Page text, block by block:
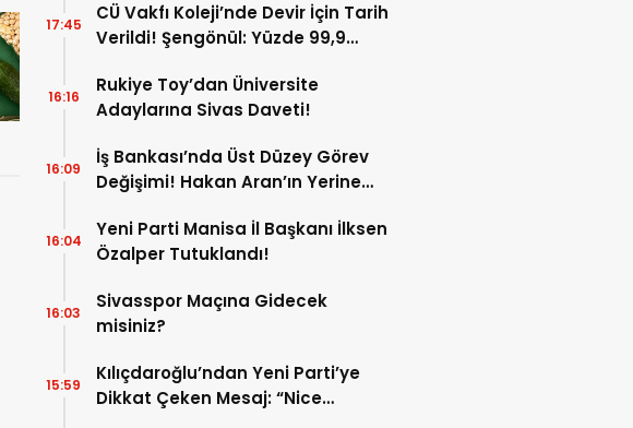
CÜ Vakfı Koleji’nde Devir İçin Tarih
Verildi! Şengönül: Yüzde 99,9
17:45
Rukiye Toy’dan Üniversite
Adaylarına Sivas Daveti!
16:16
İş Bankası’nda Üst Düzey Görev
Değişimi! Hakan Aran’ın Yerine
16:09
Yeni Parti Manisa İl Başkanı İlksen
Özalper Tutuklandı!
16:04
Sivasspor Maçına Gidecek
misiniz?
16:03
Kılıçdaroğlu’ndan Yeni Parti’ye
Dikkat Çeken Mesaj: “Nice
15:59